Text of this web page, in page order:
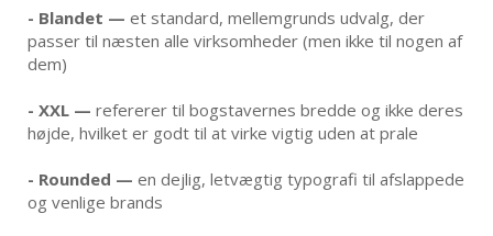
- Blandet — et standard, mellemgrunds udvalg, der
passer til næsten alle virksomheder (men ikke til nogen af
dem)
- XXL — refererer til bogstavernes bredde og ikke deres
højde, hvilket er godt til at virke vigtig uden at prale
- Rounded — en dejlig, letvægtig typografi til afslappede
og venlige brands